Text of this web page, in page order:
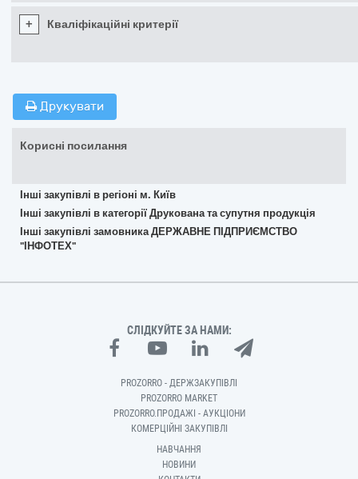
+ Кваліфікаційні критерії
Друкувати
Корисні посилання
Інші закупівлі в регіоні м. Київ
Інші закупівлі в категорії Друкована та супутня продукція
Інші закупівлі замовника ДЕРЖАВНЕ ПІДПРИЄМСТВО
"ІНФОТЕХ"
СЛІДКУЙТЕ ЗА НАМИ:
PROZORRO - ДЕРЖЗАКУПІВЛІ
PROZORRO MARKET
PROZORRO.ПРОДАЖІ - АУКЦІОНИ
КОМЕРЦІЙНІ ЗАКУПІВЛІ
НАВЧАННЯ
НОВИНИ